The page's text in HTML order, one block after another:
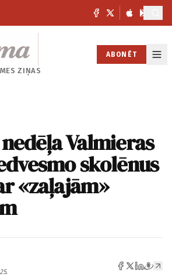
ZIŅAS
ABONĒT
Valmieras
skolēnus
«zaļajām»